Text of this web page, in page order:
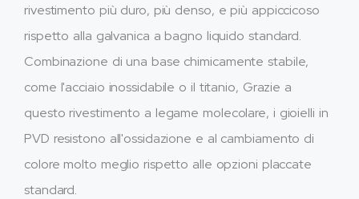
rivestimento più duro, più denso, e più appiccicoso
rispetto alla galvanica a bagno liquido standard.
Combinazione di una base chimicamente stabile,
come l'acciaio inossidabile o il titanio, Grazie a
questo rivestimento a legame molecolare, i gioielli in
PVD resistono all'ossidazione e al cambiamento di
colore molto meglio rispetto alle opzioni placcate
standard.